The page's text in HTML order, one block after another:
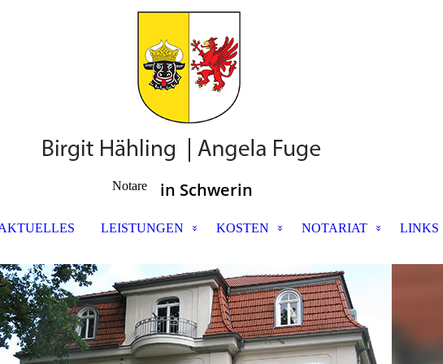
Notare in Schwerin
LEISTUNGEN KOSTEN NOTARIAT LINKS